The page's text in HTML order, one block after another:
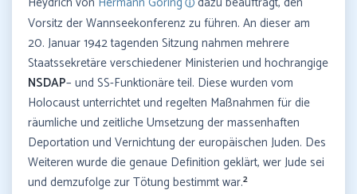
Vorsitz der Wannseekonferenz zu führen. An dieser am
20. Januar 1942 tagenden Sitzung nahmen mehrere
Staatssekretäre verschiedener Ministerien und hochrangige
NSDAP– und SS-Funktionäre teil. Diese wurden vom
Holocaust unterrichtet und regelten Maßnahmen für die
räumliche und zeitliche Umsetzung der massenhaften
Deportation und Vernichtung der europäischen Juden. Des
Weiteren wurde die genaue Definition geklärt, wer Jude sei
und demzufolge zur Tötung bestimmt war.2